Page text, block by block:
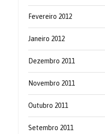
Fevereiro 2012
Janeiro 2012
Dezembro 2011
Novembro 2011
Outubro 2011
Setembro 2011